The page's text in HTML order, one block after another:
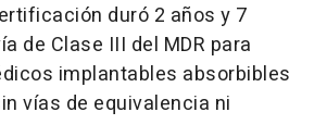
duró 2 años y 7
de Clase III del MDR para
implantables absorbibles
vías de equivalencia ni